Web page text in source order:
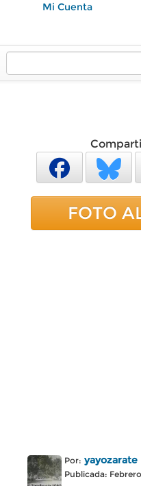
Mi Cuenta
FOTO
Por: yayozarate
Publicada: